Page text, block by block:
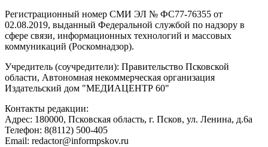
Регистрационный номер СМИ ЭЛ № ФС77-76355 от
02.08.2019, выданный Федеральной службой по надзору в
сфере связи, информационных технологий и массовых
коммуникаций (Роскомнадзор).
Учредитель (соучредители): Правительство Псковской
области, Автономная некоммерческая организация
Издательский дом "МЕДИАЦЕНТР 60"
Контакты редакции:
Адреc: 180000, Псковская область, г. Псков, ул. Ленина, д.6а
Телефон: 8(8112) 500-405
Email: redactor@informpskov.ru